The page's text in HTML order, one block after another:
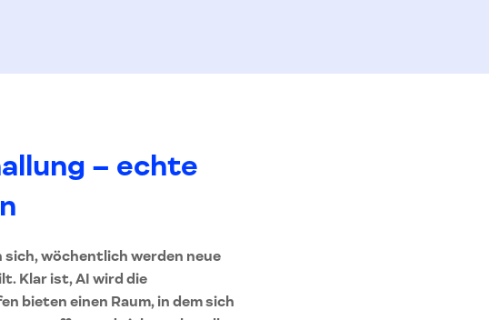
– echte
sich, wöchentlich werden neue
Klar ist, AI wird die
bieten einen Raum, in dem sich